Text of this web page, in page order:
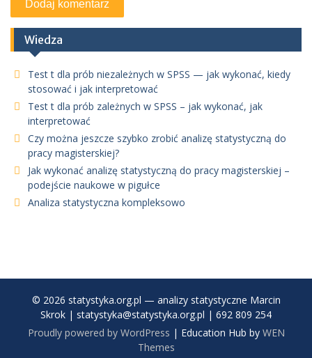
Wiedza
Test t dla prób niezależnych w SPSS — jak wykonać, kiedy
stosować i jak interpretować
Test t dla prób zależnych w SPSS – jak wykonać, jak
interpretować
Czy można jeszcze szybko zrobić analizę statystyczną do
pracy magisterskiej?
Jak wykonać analizę statystyczną do pracy magisterskiej –
podejście naukowe w pigułce
Analiza statystyczna kompleksowo
© 2026 statystyka.org.pl — analizy statystyczne Marcin
Skrok | statystyka@statystyka.org.pl | 692 809 254
Proudly powered by WordPress | Education Hub by WEN
Themes